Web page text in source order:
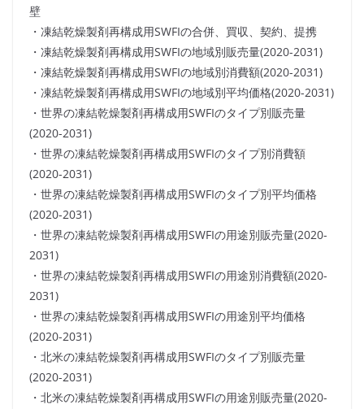
壁
・凍結乾燥製剤再構成用SWFIの合併、買収、契約、提携
・凍結乾燥製剤再構成用SWFIの地域別販売量(2020-2031)
・凍結乾燥製剤再構成用SWFIの地域別消費額(2020-2031)
・凍結乾燥製剤再構成用SWFIの地域別平均価格(2020-2031)
・世界の凍結乾燥製剤再構成用SWFIのタイプ別販売量
(2020-2031)
・世界の凍結乾燥製剤再構成用SWFIのタイプ別消費額
(2020-2031)
・世界の凍結乾燥製剤再構成用SWFIのタイプ別平均価格
(2020-2031)
・世界の凍結乾燥製剤再構成用SWFIの用途別販売量(2020-
2031)
・世界の凍結乾燥製剤再構成用SWFIの用途別消費額(2020-
2031)
・世界の凍結乾燥製剤再構成用SWFIの用途別平均価格
(2020-2031)
・北米の凍結乾燥製剤再構成用SWFIのタイプ別販売量
(2020-2031)
・北米の凍結乾燥製剤再構成用SWFIの用途別販売量(2020-